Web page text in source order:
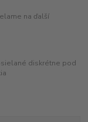
na ďalší
diskrétne pod